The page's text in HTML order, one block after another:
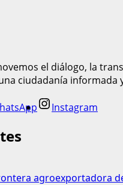
el diálogo, la
ciudadanía
Instagram
agroexportadora